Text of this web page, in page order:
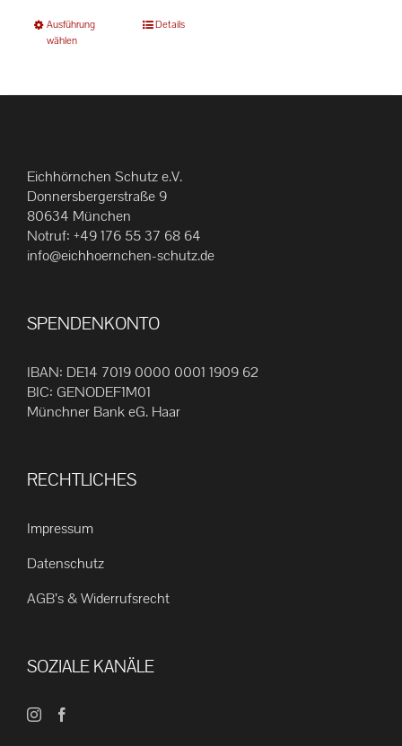
Ausführung
wählen
Dieses
mehrere
Die
Optionen
auf
der
werden
Details
Eichhörnchen Schutz e.V.
Donnersbergerstraße 9
80634 München
Notruf: +49 176 55 37 68 64
info@eichhoernchen-schutz.de
SPENDENKONTO
IBAN: DE14 7019 0000 0001 1909 62
BIC: GENODEF1M01
Münchner Bank eG. Haar
RECHTLICHES
Impressum
Datenschutz
AGB’s & Widerrufsrecht
SOZIALE KANÄLE